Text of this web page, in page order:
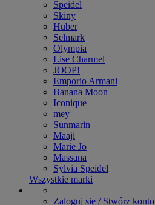
Speidel
Skiny
Huber
Selmark
Olympia
Lise Charmel
JOOP!
Emporio Armani
Banana Moon
Iconique
mey
Sunmarin
Maaji
Marie Jo
Massana
Sylvia Speidel
Wszystkie marki
Zaloguj się / Stwórz konto